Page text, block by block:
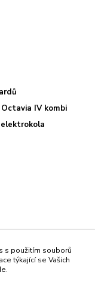
IV kombi
s použitím souborů
týkající se Vašich
.